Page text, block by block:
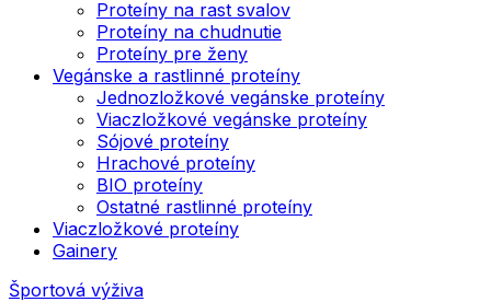
Proteíny na rast svalov
Proteíny na chudnutie
Proteíny pre ženy
Vegánske a rastlinné proteíny
Jednozložkové vegánske proteíny
Viaczložkové vegánske proteíny
Sójové proteíny
Hrachové proteíny
BIO proteíny
Ostatné rastlinné proteíny
Viaczložkové proteíny
Gainery
Športová výživa